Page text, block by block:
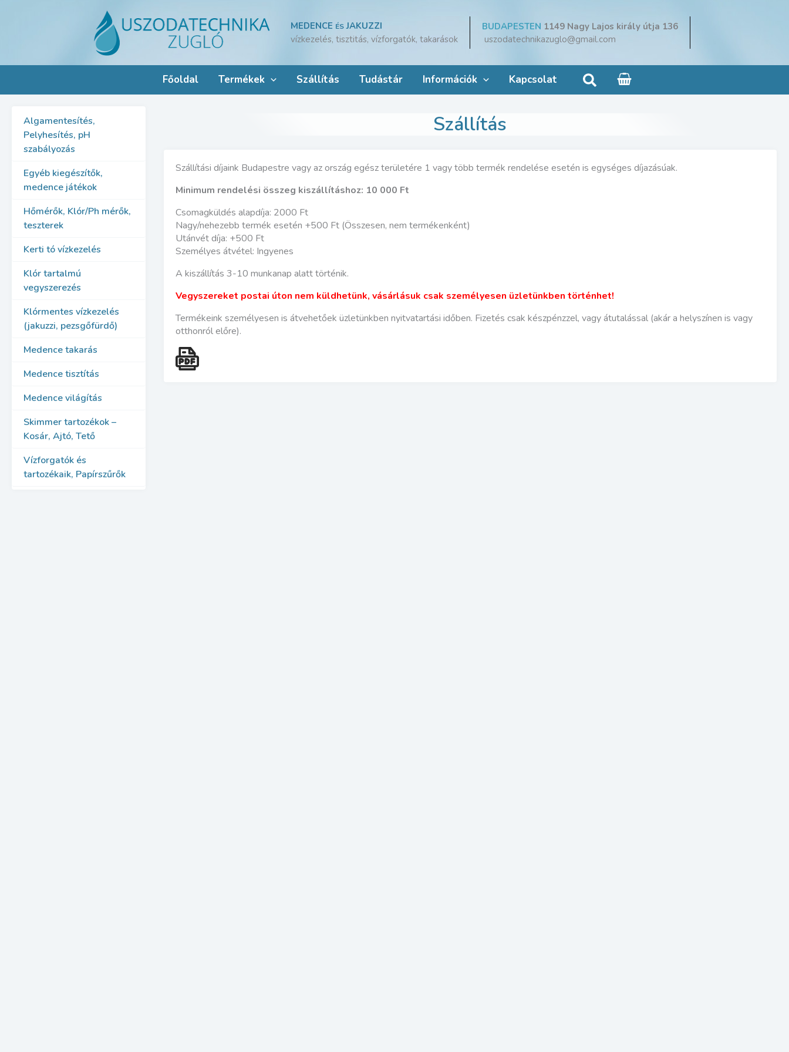
MEDENCE ÉSJAKUZZI
vízkezelés, tisztitás, vízforgatók, takarások
BUDAPESTEN 1149 Nagy Lajos király útja 136
uszodatechnikazuglo@gmail.com
Főoldal Termékek Szállítás Tudástár Információk Kapcsolat Search
Algamentesítés,
Pelyhesítés, pH
szabályozás
Egyéb kiegészítők,
medence játékok
Hőmérők, Klór/Ph mérők,
teszterek
Kerti tó vízkezelés
Klór tartalmú
vegyszerezés
Klórmentes vízkezelés
(jakuzzi, pezsgőfürdő)
Medence takarás
Medence tisztítás
Medence világítás
Skimmer tartozékok –
Kosár, Ajtó, Tető
Vízforgatók és
tartozékaik, Papírszűrők
Szállítás
Szállítási díjaink Budapestre vagy az ország egész területére 1 vagy több termék rendelése esetén is egységes díjazásúak.
Minimum rendelési összeg kiszállításhoz: 10 000 Ft
Csomagküldés alapdíja: 2000 Ft
Nagy/nehezebb termék esetén +500 Ft (Összesen, nem termékenként)
Utánvét díja: +500 Ft
Személyes átvétel: Ingyenes
A kiszállítás 3-10 munkanap alatt történik.
Vegyszereket postai úton nem küldhetünk, vásárlásuk csak személyesen üzletünkben történhet!
Termékeink személyesen is átvehetőek üzletünkben nyitvatartási időben. Fizetés csak készpénzzel, vagy átutalással (akár a helyszínen is vagy
otthonról előre).